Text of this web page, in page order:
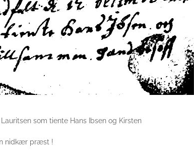
som tiente Hans Ibsen og Kirsten
nidkær præst !